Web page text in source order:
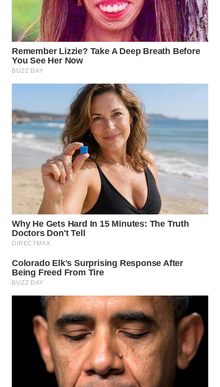
WN
LABUHANBATU
WN
TAPANULI
TENGAH
WN DELI
SERDANG
WN
TINGGI
PAKPAK
WN
KARAWANG
WN
BEKASI
WN
DEPOK